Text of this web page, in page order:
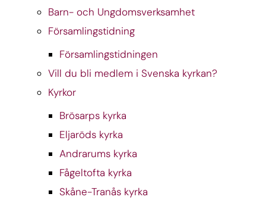
Barn- och Ungdomsverksamhet
Församlingstidning
Församlingstidningen
Vill du bli medlem i Svenska kyrkan?
Kyrkor
Brösarps kyrka
Eljaröds kyrka
Andrarums kyrka
Fågeltofta kyrka
Skåne-Tranås kyrka